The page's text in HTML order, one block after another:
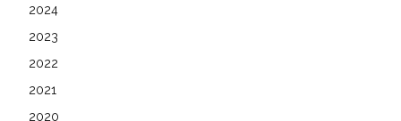
2024
2023
2022
2021
2020